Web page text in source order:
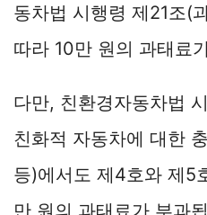
동차법 시행령 제21조(
따라 10만 원의 과태료
다만, 친환경자동차법
친화적 자동차에 대한
등)에서도 제4호와 제5
만 원의 과태료가 부과